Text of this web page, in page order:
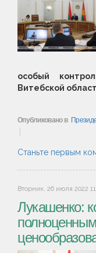
особый
Витебской
Опубликовано в
Станьте первым
Вторник, 26 июля 2022
Лукашенко: